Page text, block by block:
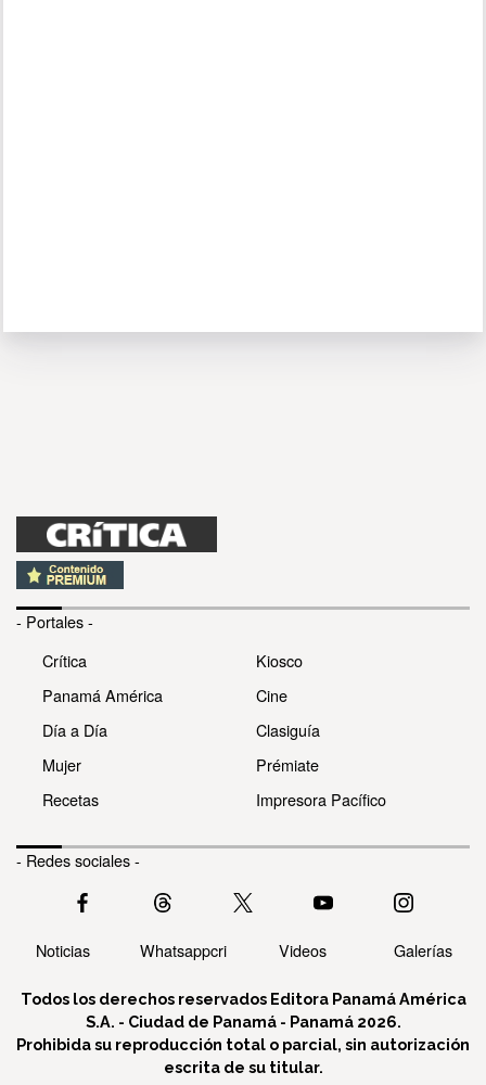
- Portales -
Crítica
Panamá América
Día a Día
Mujer
Recetas
Kiosco
Cine
Clasiguía
Prémiate
Impresora Pacífico
- Redes sociales -
Noticias Whatsappcri Videos Galerías
Todos los derechos reservados Editora Panamá América
S.A. - Ciudad de Panamá - Panamá 2026.
Prohibida su reproducción total o parcial, sin autorización
escrita de su titular.